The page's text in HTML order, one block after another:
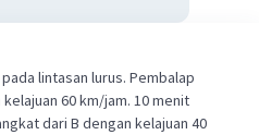
lintasan lurus. Pembalap
60 km/jam. 10 menit
dari B dengan kelajuan 40